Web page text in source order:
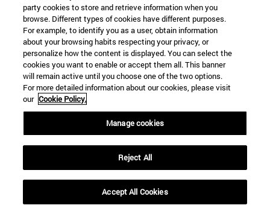
22 SEP
FUNCIÓN Y FICCIÓN. Varios artistas
Más información
party cookies to store and retrieve information when you
browse. Different types of cookies have different purposes.
For example, to identify you as a user, obtain information
about your browsing habits respecting your privacy, or
personalize how the content is displayed. You can select the
cookies you want to enable or accept them all. This banner
will remain active until you choose one of the two options.
For more detailed information about our cookies, please visit
our Cookie Policy.
Manage cookies
Reject All
Accept All Cookies